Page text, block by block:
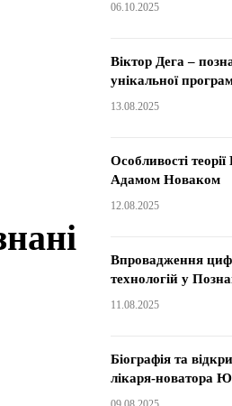
06.10.2025
Віктор Дега –
унікальної
13.08.2025
Особливості
Адамом Новаком
12.08.2025
Впровадження
технологій у
11.08.2025
Біографія та
лікаря-новатора